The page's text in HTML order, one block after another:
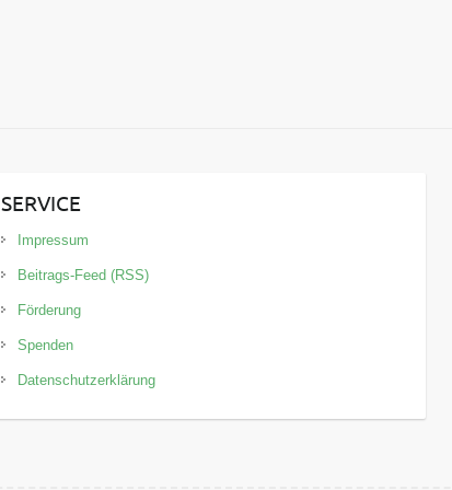
SERVICE
Impressum
Beitrags-Feed (RSS)
Förderung
Spenden
Datenschutzerklärung